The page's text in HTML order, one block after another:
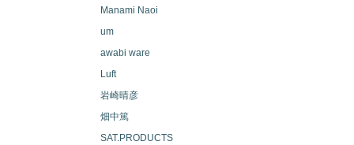
Manami Naoi
um
awabi ware
Luft
岩崎晴彦
畑中篤
SAT.PRODUCTS